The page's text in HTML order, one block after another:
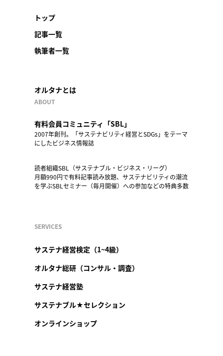
トップ
記事一覧
執筆者一覧
オルタナとは
ABOUT
有料会員コミュニティ「SBL」
2007年創刊。「サステナビリティ経営とSDGs」をテーマ
にしたビジネス情報誌
読者組織SBL（サステナブル・ビジネス・リーグ）
月額990円で有料記事読み放題、サステナビリティの潮流
を学ぶSBLセミナー（毎月開催）への参加などの特典多数
SERVICES
サステナ経営検定（1~4級）
オルタナ総研（コンサル・調査）
サステナ経営塾
サステナブル★セレクション
オンラインショップ